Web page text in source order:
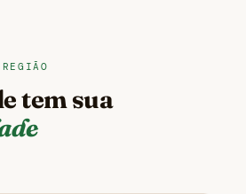
tem sua